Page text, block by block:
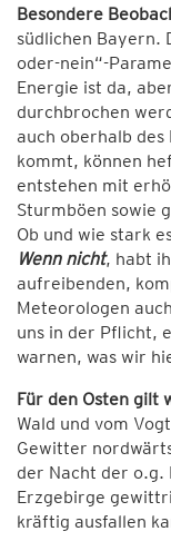
Besondere
südlichen Bayern.
oder-nein“-
Energie ist da,
durchbrochen
auch oberhalb des
kommt, können
entstehen mit
Sturmböen sowie
Ob und wie stark
Wenn nicht, habt
aufreibenden,
Meteorologen
uns in der Pflicht,
warnen, was wir
Für den Osten gilt
Wald und vom
Gewitter
der Nacht der o.g.
Erzgebirge
kräftig ausfallen